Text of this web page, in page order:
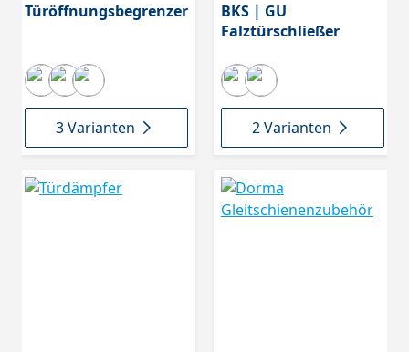
Türöffnungsbegrenzer
3 Varianten
BKS | GU
Falztürschließer
2 Varianten